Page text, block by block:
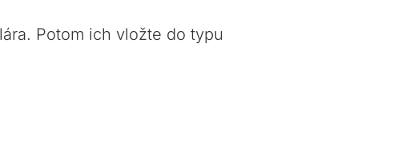
Potom ich vložte do typu